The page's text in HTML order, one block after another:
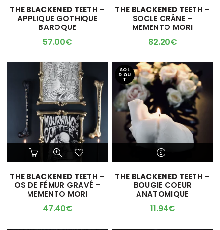
plusieurs
variations.
Les
options
choisies
sur
la
page
produit
THE BLACKENED TEETH –
APPLIQUE GOTHIQUE
BAROQUE
57.00€
M'ALERTER QUAND
L'ARTICLE SERA DISPO !
THE BLACKENED TEETH –
SOCLE CRÂNE –
MEMENTO MORI
82.20€
Ce
produit
plusieurs
variations.
Les
options
THE BLACKENED TEETH –
OS DE FÉMUR GRAVÉ –
MEMENTO MORI
47.40€
SOL
D OU
T
plusieurs
variations.
Les
options
M'ALERTER QUAND
L'ARTICLE SERA DISPO !
THE BLACKENED TEETH –
BOUGIE COEUR
ANATOMIQUE
11.94€